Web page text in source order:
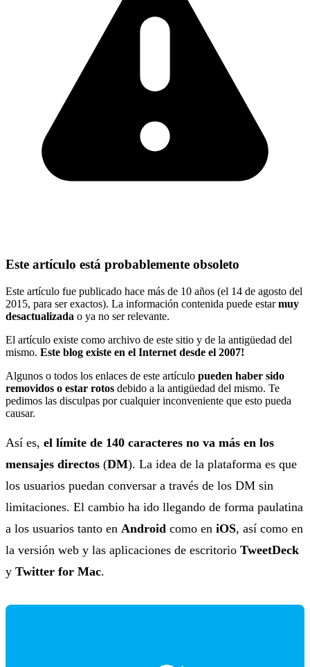
Este artículo está probablemente obsoleto
Este artículo fue publicado hace más de 10 años (el 14 de agosto del
2015, para ser exactos). La información contenida puede estarmuy
desactualizada o ya no ser relevante.
El artículo existe como archivo de este sitio y de la antigüedad del
mismo. Este blog existe en el Internet desde el 2007!
Algunos o todos los enlaces de este artículo pueden haber sido
removidos o estar rotos debido a la antigüedad del mismo. Te
pedimos las disculpas por cualquier inconveniente que esto pueda
causar.
Así es, el límite de 140 caracteres no va más en los
mensajes directos (DM). La idea de la plataforma es que
los usuarios puedan conversar a través de los DM sin
limitaciones. El cambio ha ido llegando de forma paulatina
a los usuarios tanto en Android como en iOS, así como en
la versión web y las aplicaciones de escritorio TweetDeck
y Twitter for Mac.